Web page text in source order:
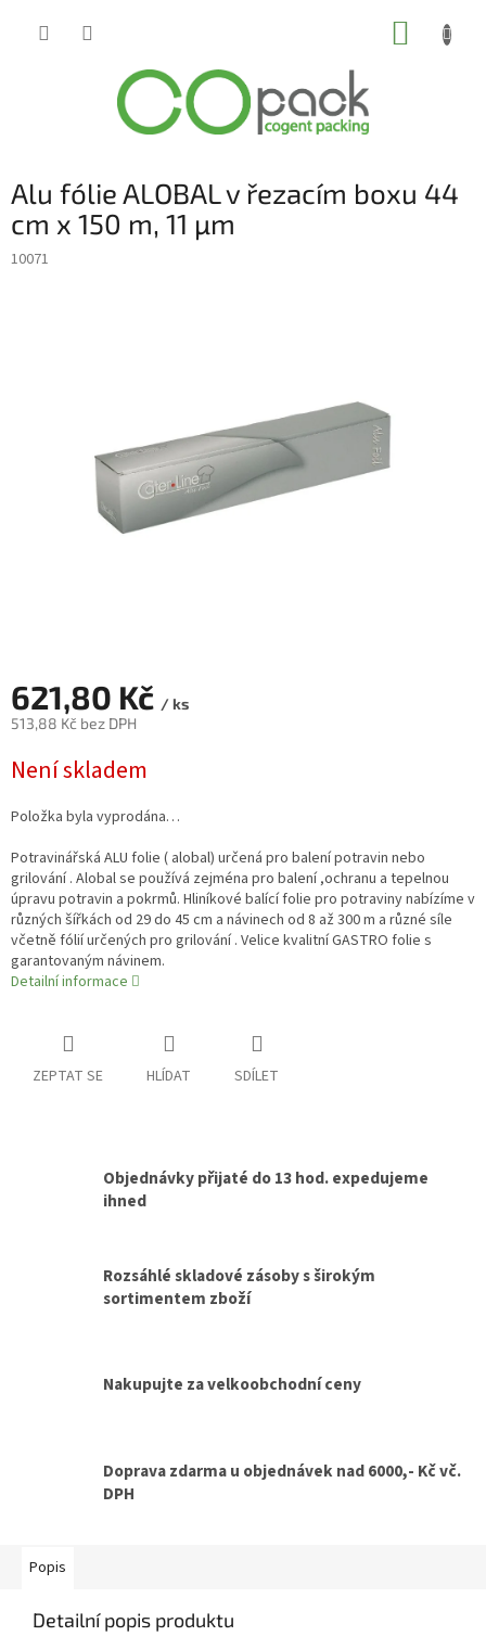
Alu fólie ALOBAL v řezacím boxu 44
cm x 150 m, 11 µm
10071
621,80 Kč / ks
513,88 Kč bez DPH
cena:
Není skladem
Položka byla vyprodána…
Potravinářská ALU folie ( alobal) určená pro balení potravin nebo
grilování . Alobal se používá zejména pro balení ,ochranu a tepelnou
úpravu potravin a pokrmů. Hliníkové balící folie pro potraviny nabízíme v
různých šířkách od 29 do 45 cm a návinech od 8 až 300 m a různé síle
včetně fólií určených pro grilování . Velice kvalitní GASTRO folie s
garantovaným návinem.
Detailní informace
ZEPTAT SE HLÍDAT SDÍLET
Objednávky přijaté do 13 hod. expedujeme
ihned
Rozsáhlé skladové zásoby s širokým
sortimentem zboží
Nakupujte za velkoobchodní ceny
Doprava zdarma u objednávek nad 6000,- Kč vč.
DPH
Popis
Detailní popis produktu